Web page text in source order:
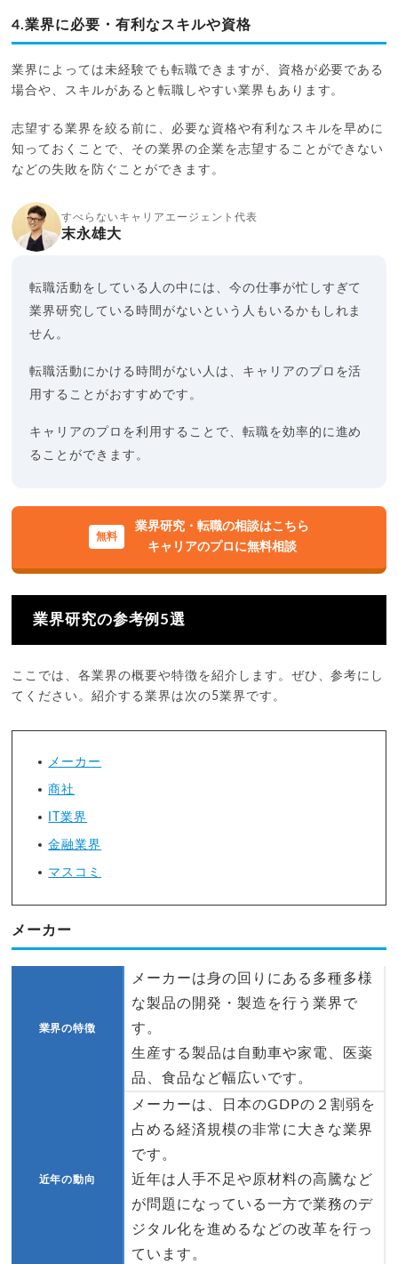
4.業界に必要・有利なスキルや資格
業界によっては未経験でも転職できますが、資格が必要である
場合や、スキルがあると転職しやすい業界もあります。
志望する業界を絞る前に、必要な資格や有利なスキルを早めに
知っておくことで、その業界の企業を志望することができない
などの失敗を防ぐことができます。
すべらないキャリアエージェント代表
末永雄大
転職活動をしている人の中には、今の仕事が忙しすぎて
業界研究している時間がないという人もいるかもしれま
せん。
転職活動にかける時間がない人は、キャリアのプロを活
用することがおすすめです。
キャリアのプロを利用することで、転職を効率的に進め
ることができます。
業界研究・転職の相談はこちら
キャリアのプロに無料相談
業界研究の参考例5選
ここでは、各業界の概要や特徴を紹介します。ぜひ、参考にし
てください。紹介する業界は次の5業界です。
メーカー
商社
IT業界
金融業界
マスコミ
メーカー
業界の特徴
メーカーは身の回りにある多種多様
な製品の開発・製造を行う業界で
す。
生産する製品は自動車や家電、医薬
品、食品など幅広いです。
近年の動向
メーカーは、日本のGDPの２割弱を
占める経済規模の非常に大きな業界
です。
近年は人手不足や原材料の高騰など
が問題になっている一方で業務のデ
ジタル化を進めるなどの改革を行っ
ています。